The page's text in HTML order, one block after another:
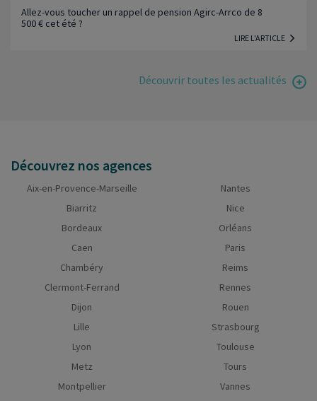
Allez-vous toucher un rappel de pension Agirc-Arrco de 8
500 € cet été ?
LIRE L'ARTICLE
Découvrir toutes les actualités
Découvrez nos agences
Aix-en-Provence-Marseille
Biarritz
Bordeaux
Caen
Chambéry
Clermont-Ferrand
Dijon
Lille
Lyon
Metz
Montpellier
Nantes
Nice
Orléans
Paris
Reims
Rennes
Rouen
Strasbourg
Toulouse
Tours
Vannes